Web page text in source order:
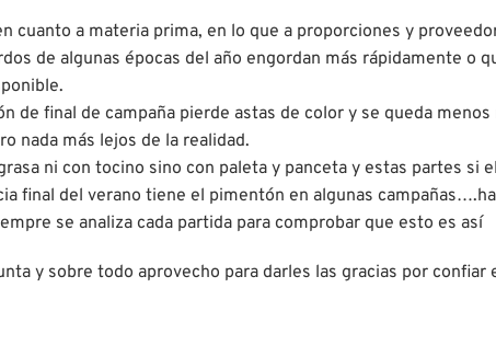
cuanto a materia prima, en lo que a proporciones y
de algunas épocas del año engordan más rápidamente o
de final de campaña pierde astas de color y se queda
nada más lejos de la realidad.
ni con tocino sino con paleta y panceta y estas partes si
final del verano tiene el pimentón en algunas
se analiza cada partida para comprobar que esto es así
y sobre todo aprovecho para darles las gracias por